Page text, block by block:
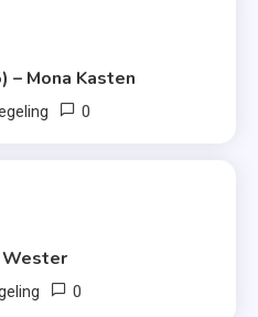
– Mona Kasten
0
Wester
0